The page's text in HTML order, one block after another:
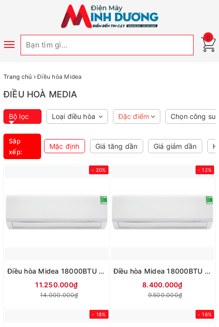
Toggle
0
Trang chủ Điều hòa Midea
ĐIỀU HOÀ MEDIA
Bộ lọc Loại điều hòa Đặc điểm Chọn công
Sắp
xếp:
Mặc định Giá tăng dần Giá giảm dần
- 20%
Điều hòa Midea 18000BTU 1 chiều MSAFII-24CRN8
11.250.000₫
14.000.000₫
- 12%
Điều hòa Midea 18000BTU 1 chiều MSAF-18CRN8
8.400.000₫
9.500.000₫
- 18% - 16%